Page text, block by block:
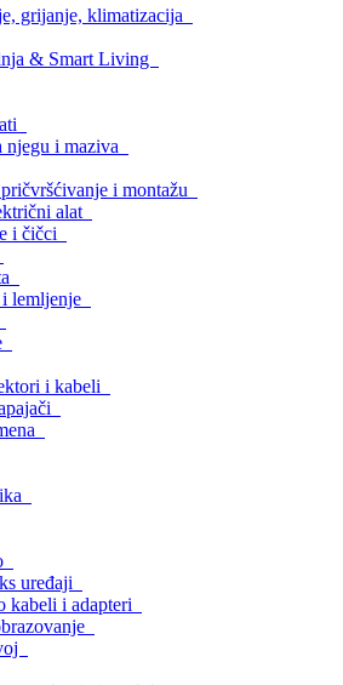
grijanje, klimatizacija
& Smart Living
njegu i maziva
i montažu
alat
i čičci
lemljenje
i kabeli
uređaji
kabeli i adapteri